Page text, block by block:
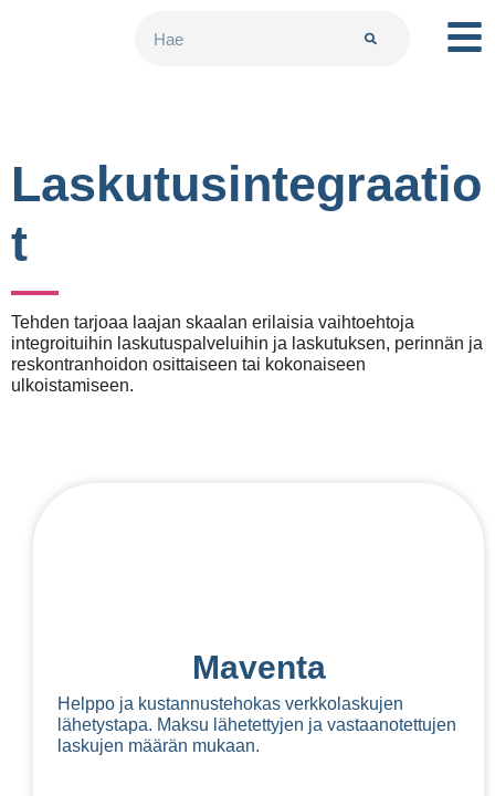
Laskutusintegraatio
t
Tehden tarjoaa laajan skaalan erilaisia vaihtoehtoja
integroituihin laskutuspalveluihin ja laskutuksen, perinnän ja
reskontranhoidon osittaiseen tai kokonaiseen
ulkoistamiseen.
Maventa
Helppo ja kustannustehokas verkkolaskujen
lähetystapa. Maksu lähetettyjen ja vastaanotettujen
laskujen määrän mukaan.